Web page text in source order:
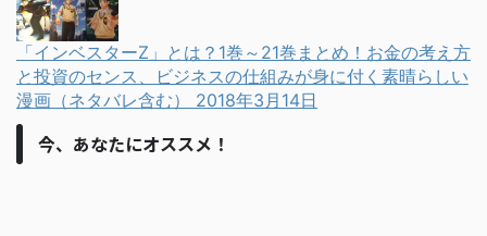
「インベスターZ」とは？1巻～21巻まとめ！お金の考え方
と投資のセンス、ビジネスの仕組みが身に付く素晴らしい
漫画（ネタバレ含む） 2018年3月14日
今、あなたにオススメ！